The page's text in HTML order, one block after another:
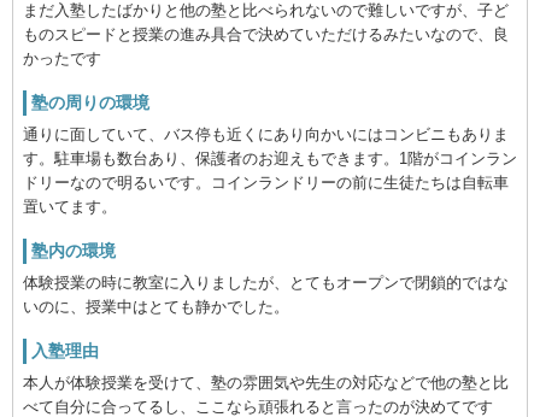
まだ入塾したばかりと他の塾と比べられないので難しいですが、子ど
ものスピードと授業の進み具合で決めていただけるみたいなので、良
かったです
塾の周りの環境
通りに面していて、バス停も近くにあり向かいにはコンビニもありま
す。駐車場も数台あり、保護者のお迎えもできます。1階がコインラン
ドリーなので明るいです。コインランドリーの前に生徒たちは自転車
置いてます。
塾内の環境
体験授業の時に教室に入りましたが、とてもオープンで閉鎖的ではな
いのに、授業中はとても静かでした。
入塾理由
本人が体験授業を受けて、塾の雰囲気や先生の対応などで他の塾と比
べて自分に合ってるし、ここなら頑張れると言ったのが決めてです